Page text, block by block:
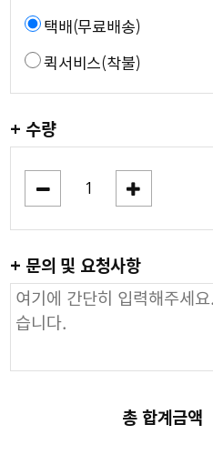
택배(무료배송)
퀵서비스(착불)
+ 수량
+ 문의 및 요청사항
총 합계금액